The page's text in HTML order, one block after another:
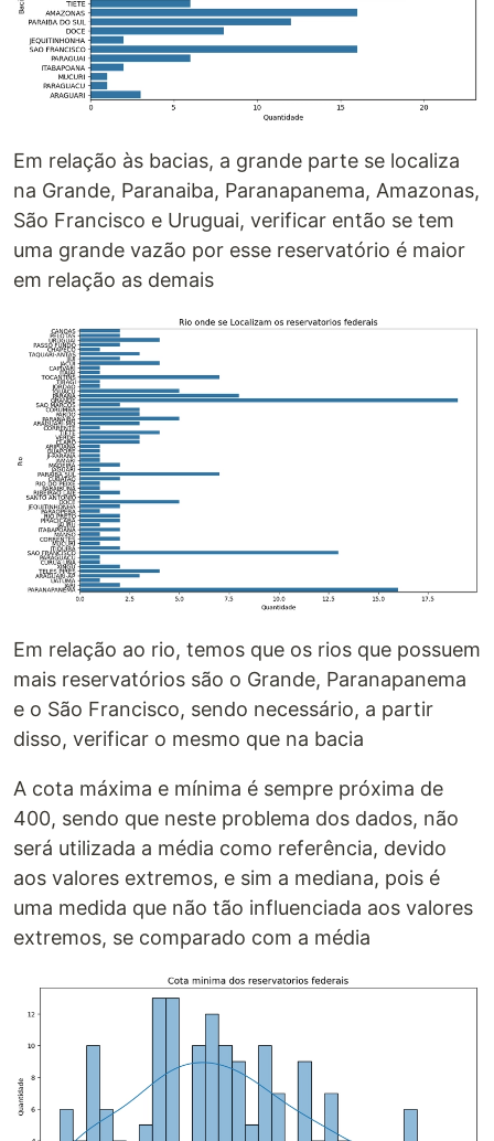
Em relação às bacias, a grande parte se localiza
na Grande, Paranaiba, Paranapanema, Amazonas,
São Francisco e Uruguai, verificar então se tem
uma grande vazão por esse reservatório é maior
em relação as demais
Em relação ao rio, temos que os rios que possuem
mais reservatórios são o Grande, Paranapanema
e o São Francisco, sendo necessário, a partir
disso, verificar o mesmo que na bacia
A cota máxima e mínima é sempre próxima de
400, sendo que neste problema dos dados, não
será utilizada a média como referência, devido
aos valores extremos, e sim a mediana, pois é
uma medida que não tão influenciada aos valores
extremos, se comparado com a média